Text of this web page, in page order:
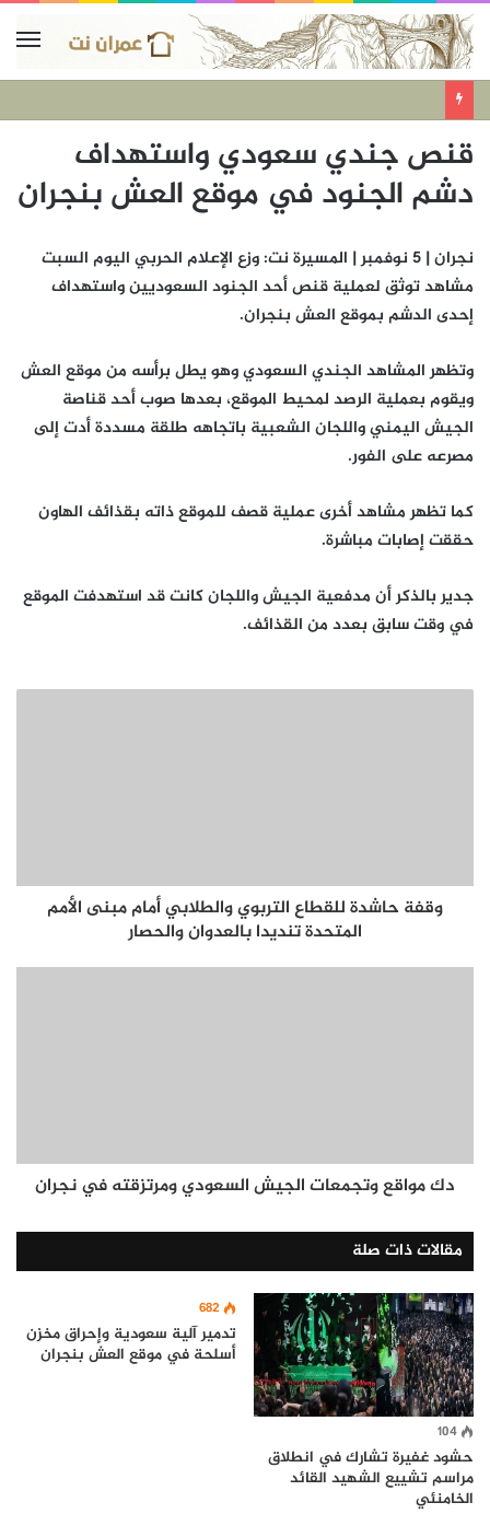
قنص جندي سعودي واستهداف
دشم الجنود في موقع العش بنجران
نجران | 5 نوفمبر | المسيرة نت: وزع الإعلام الحربي اليوم السبت
مشاهد توثق لعملية قنص أحد الجنود السعوديين واستهداف
إحدى الدشم بموقع العش بنجران.
وتظهر المشاهد الجندي السعودي وهو يطل برأسه من موقع العش
ويقوم بعملية الرصد لمحيط الموقع، بعدها صوب أحد قناصة
الجيش اليمني واللجان الشعبية باتجاهه طلقة مسددة أدت إلى
مصرعه على الفور.
كما تظهر مشاهد أخرى عملية قصف للموقع ذاته بقذائف الهاون
حققت إصابات مباشرة.
جدير بالذكر أن مدفعية الجيش واللجان كانت قد استهدفت الموقع
في وقت سابق بعدد من القذائف.
وقفة حاشدة للقطاع التربوي والطلابي أمام مبنى الأمم
المتحدة تنديدا بالعدوان والحصار
دك مواقع وتجمعات الجيش السعودي ومرتزقته في نجران
مقالات ذات صلة
104
حشود غفيرة تشارك في انطلاق
مراسم تشييع الشهيد القائد
الخامنئي
682
تدمير آلية سعودية وإحراق مخزن
أسلحة في موقع العش بنجران